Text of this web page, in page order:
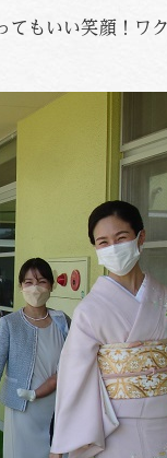
もいい笑顔！ワ